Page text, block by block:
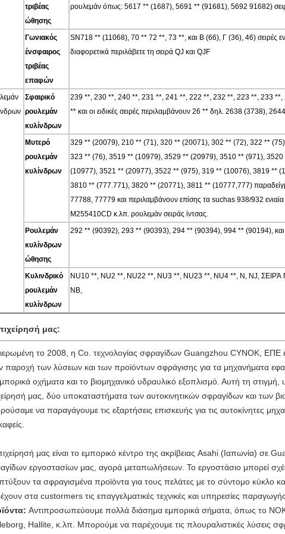
τριβέας
ώθησης
ρουλεμάν όπως: 5617 ** (1687), 5691 ** (91681), 5692 91682)
Γωνιακός
ένσφαιρος
τριβέας
επαφών
SN718 ** (11068), 70 ** 72 **, 73 **, και Β (66), Γ (36), 46) σειρές
διαφορετικά περιλάβετε τη σειρά QJ και QJF
Σφαιρικό
ρουλεμάν
κυλίνδρων
239 **, 230 **, 240 **, 231 **, 241 **, 222 **, 232 **, 223 **, 233
** και οι ειδικές σειρές περιλαμβάνουν 26 ** δηλ. 2638 (3738),
Μυτερό
ρουλεμάν
κυλίνδρων
329 ** (20079), 210 ** (71), 320 ** (20071), 302 ** (72), 322 **
323 ** (76), 3519 ** (10979), 3529 ** (20979), 3510 ** (971),
(10977), 3521 ** (20977), 3522 ** (975), 319 ** (10076), 3819 **
3810 ** (777.771), 3820 ** (20771), 3811 ** (10777,777)
77788, 77779 και περιλαμβάνουν επίσης τα suchas 938/932 ενιαία
M255410CD κ.λπ. ρουλεμάν σειράς ίντσας.
Ρουλεμάν
κυλίνδρων
ώθησης
292 ** (90392), 293 ** (90393), 294 ** (90394), 994 ** (90194), και
Κυλινδρικό
ρουλεμάν
κυλίνδρων
NU10 **, NU2 **, NU22 **, NU3 **, NU23 **, NU4 **, Ν, NJ,
NB,
μας:
το 2008, η Co. τεχνολογίας σφραγίδων Guangzhou CYNOK, ΕΠΕ
παροχή των λύσεων και των προϊόντων σφράγισης για τα μηχανήματα
οχήματα και το βιομηχανικό υδραυλικό εξοπλισμό. Αυτή τη
μας, δύο υποκαταστήματα των αυτοκινητικών σφραγίδων και των
να παραγάγουμε τις εξαρτήσεις επισκευής για τις αυτοκίνητες
μας είναι το εμπορικό κέντρο της ακρίβειας Asahi (Ιαπωνία) σε
εργοστασίων μας, αγορά μεταπωλήσεων. Το εργοστάσιο μπορεί
τα σφραγισμένα προϊόντα για τους πελάτες με το σύντομο κύκλο
στα custormers τις επαγγελματικές τεχνικές και υπηρεσίες
Αντιπροσωπεύουμε πολλά διάσημα εμπορικά σήματα, όπως το
Hallite, κ.λπ. Μπορούμε να παρέχουμε τις πλουραλιστικές λύσεις